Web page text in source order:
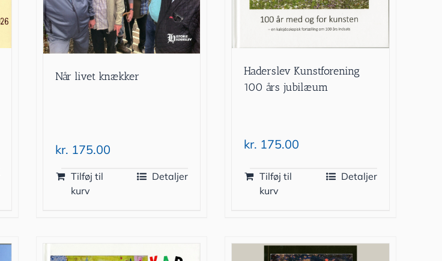
Når livet knækker
kr. 175.00
Tilføj til
kurv
Detaljer
Haderslev Kunstforening
100 års jubilæum
kr. 175.00
Tilføj til
kurv
Detaljer